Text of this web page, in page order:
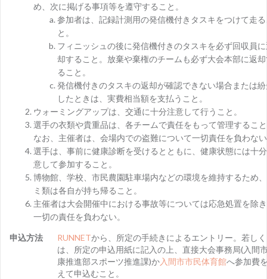
め、次に掲げる事項等を遵守すること。
参加者は、記録計測用の発信機付きタスキをつけて走
と。
フィニッシュの後に発信機付きのタスキを必ず回収員
却すること。放棄や棄権のチームも必ず大会本部に返
ること。
発信機付きのタスキの返却が確認できない場合または
したときは、実費相当額を支払うこと。
ウォーミングアップは、交通に十分注意して行うこと。
選手の衣類や貴重品は、各チームで責任をもって管理するこ
なお、主催者は、会場内での盗難について一切責任を負わな
選手は、事前に健康診断を受けるとともに、健康状態には十
意して参加すること。
博物館、学校、市民農園駐車場内などの環境を維持するため
ミ類は各自が持ち帰ること。
主催者は大会開催中における事故等については応急処置を除
一切の責任を負わない。
申込方法 RUNNETから、所定の手続きによるエントリー。若しく
は、所定の申込用紙に記入の上、直接大会事務局(入間
康推進部スポーツ推進課)か入間市市民体育館へ参加費
えて申込むこと。